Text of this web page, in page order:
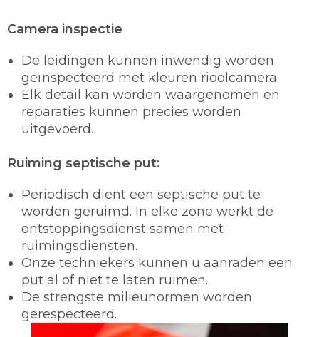
Camera inspectie
De leidingen kunnen inwendig worden
geïnspecteerd met kleuren rioolcamera.
Elk detail kan worden waargenomen en
reparaties kunnen precies worden
uitgevoerd.
Ruiming septische put:
Periodisch dient een septische put te
worden geruimd. In elke zone werkt de
ontstoppingsdienst samen met
ruimingsdiensten.
Onze techniekers kunnen u aanraden een
put al of niet te laten ruimen.
De strengste milieunormen worden
gerespecteerd.